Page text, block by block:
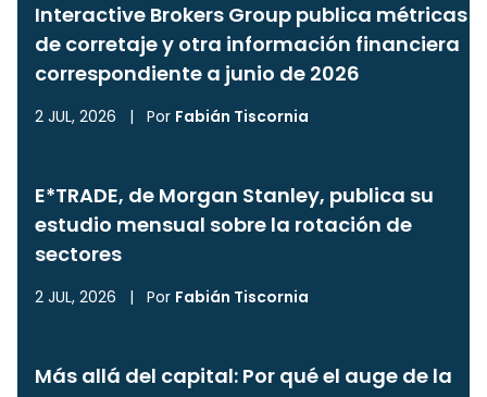
Interactive Brokers Group publica métricas
de corretaje y otra información financiera
correspondiente a junio de 2026
2 JUL, 2026 | Por Fabián Tiscornia
E*TRADE, de Morgan Stanley, publica su
estudio mensual sobre la rotación de
sectores
2 JUL, 2026 | Por Fabián Tiscornia
Más allá del capital: Por qué el auge de la